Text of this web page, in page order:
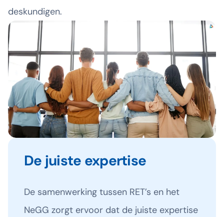
deskundigen.
De juiste expertise
De samenwerking tussen RET’s en het
NeGG zorgt ervoor dat de juiste expertise